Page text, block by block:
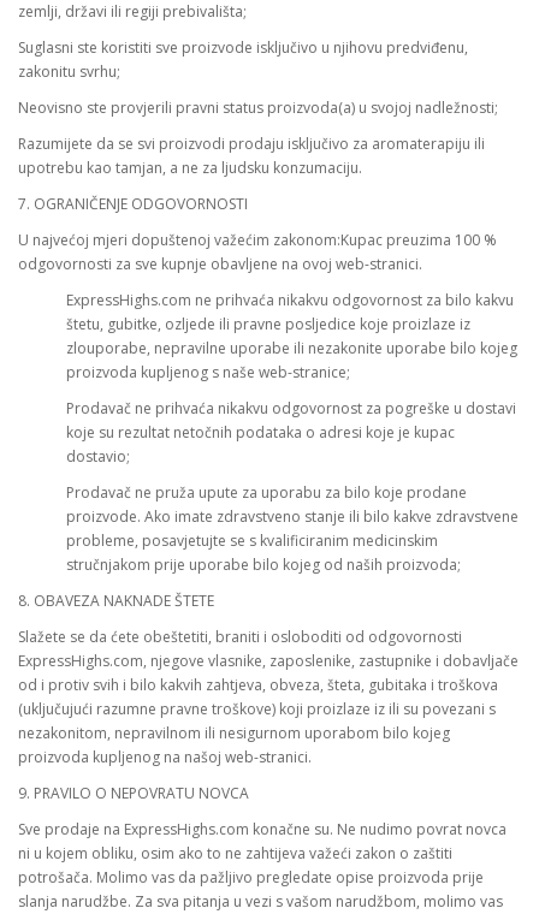
zemlji, državi ili regiji prebivališta;
Suglasni ste koristiti sve proizvode isključivo u njihovu predviđenu,
zakonitu svrhu;
Neovisno ste provjerili pravni status proizvoda(a) u svojoj nadležnosti;
Razumijete da se svi proizvodi prodaju isključivo za aromaterapiju ili
upotrebu kao tamjan, a ne za ljudsku konzumaciju.
7. OGRANIČENJE ODGOVORNOSTI
U najvećoj mjeri dopuštenoj važećim zakonom:Kupac preuzima 100 %
odgovornosti za sve kupnje obavljene na ovoj web-stranici.
ExpressHighs.com ne prihvaća nikakvu odgovornost za bilo kakvu
štetu, gubitke, ozljede ili pravne posljedice koje proizlaze iz
zlouporabe, nepravilne uporabe ili nezakonite uporabe bilo kojeg
proizvoda kupljenog s naše web-stranice;
Prodavač ne prihvaća nikakvu odgovornost za pogreške u dostavi
koje su rezultat netočnih podataka o adresi koje je kupac
dostavio;
Prodavač ne pruža upute za uporabu za bilo koje prodane
proizvode. Ako imate zdravstveno stanje ili bilo kakve zdravstvene
probleme, posavjetujte se s kvalificiranim medicinskim
stručnjakom prije uporabe bilo kojeg od naših proizvoda;
8. OBAVEZA NAKNADE ŠTETE
Slažete se da ćete obeštetiti, braniti i osloboditi od odgovornosti
ExpressHighs.com, njegove vlasnike, zaposlenike, zastupnike i dobavljače
od i protiv svih i bilo kakvih zahtjeva, obveza, šteta, gubitaka i troškova
(uključujući razumne pravne troškove) koji proizlaze iz ili su povezani s
nezakonitom, nepravilnom ili nesigurnom uporabom bilo kojeg
proizvoda kupljenog na našoj web-stranici.
9. PRAVILO O NEPOVRATU NOVCA
Sve prodaje na ExpressHighs.com konačne su. Ne nudimo povrat novca
ni u kojem obliku, osim ako to ne zahtijeva važeći zakon o zaštiti
potrošača. Molimo vas da pažljivo pregledate opise proizvoda prije
slanja narudžbe. Za sva pitanja u vezi s vašom narudžbom, molimo vas